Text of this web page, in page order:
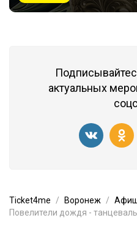
актуальных
Ticket4me Воронеж
Повелители дождя -